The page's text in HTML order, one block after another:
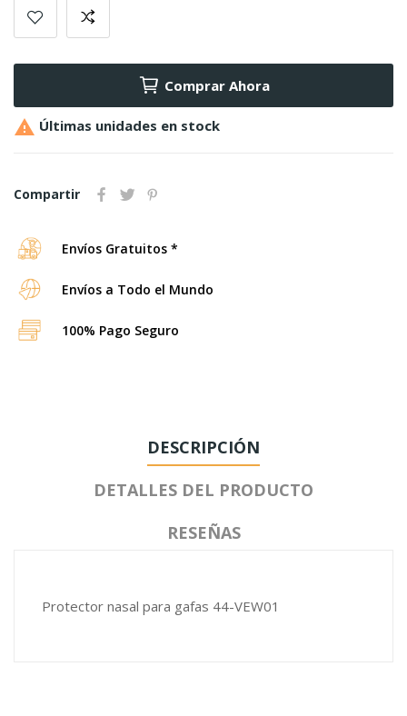
Comprar Ahora
 Últimas unidades en stock
Compartir
Envíos Gratuitos *
Envíos a Todo el Mundo
100% Pago Seguro
DESCRIPCIÓN
DETALLES DEL PRODUCTO
RESEÑAS
Protector nasal para gafas 44-VEW01